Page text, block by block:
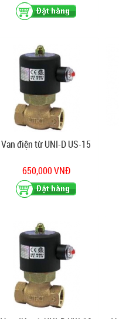
Van điện từ UNI-D US-15
650,000 VNĐ